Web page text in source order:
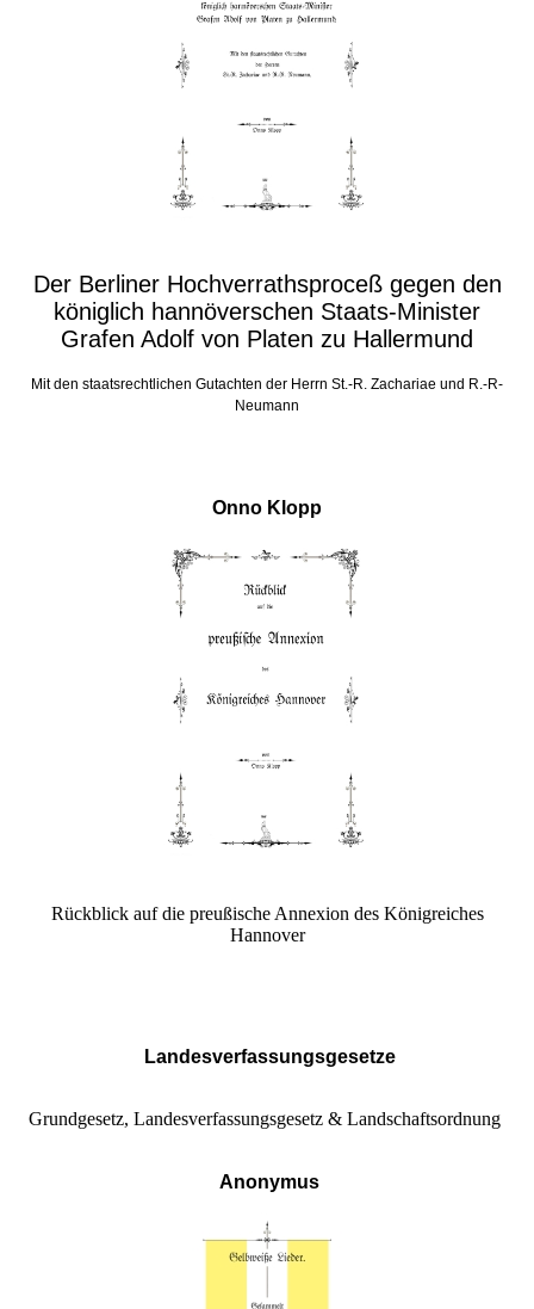
Der Berliner Hochverrathsproceß gegen den
königlich hannöverschen Staats-Minister
Grafen Adolf von Platen zu Hallermund
Mit den staatsrechtlichen Gutachten der Herrn St.-R. Zachariae und R.-R-
Neumann
Onno Klopp
Rückblick auf die preußische Annexion des Königreiches
Hannover
Landesverfassungsgesetze
Grundgesetz, Landesverfassungsgesetz & Landschaftsordnung
Anonymus